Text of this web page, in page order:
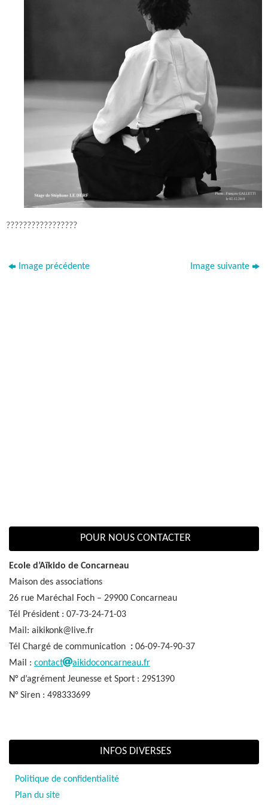
?????????????????
Image précédente Image suivante
POUR NOUS CONTACTER
Ecole d’Aïkido de Concarneau
Maison des associations
26 rue Maréchal Foch – 29900 Concarneau
Tél Président : 07-73-24-71-03
Mail: aikikonk@live.fr
Tél Chargé de communication : 06-09-74-90-37
Mail : contact
aikidoconcarneau.fr
N° d’agrément Jeunesse et Sport : 29S1390
N° Siren : 498333699
INFOS DIVERSES
Politique de confidentialité
Plan du site